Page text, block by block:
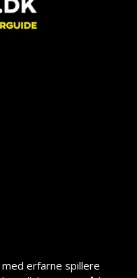
erfarne spillere